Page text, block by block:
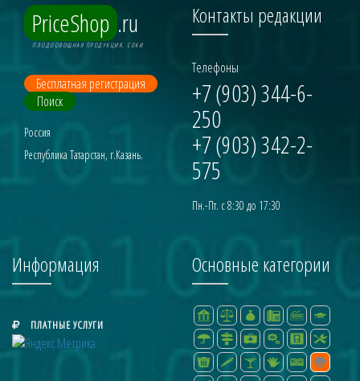
PriceShop .ru
ПЛОДООВОЩНАЯ ПРОДУКЦИЯ, СОКИ
Бесплатная регистрация
Поиск
Россия
Республика Татарстан, г.Казань.
Контакты редакции
Телефоны
+7 (903) 344-6-
250
+7 (903) 342-2-
575
Пн.-Пт. с 8:30 до 17:30
Информация
ПЛАТНЫЕ УСЛУГИ
Основные категории